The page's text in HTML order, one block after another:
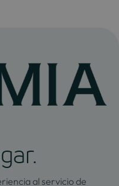
al servicio de